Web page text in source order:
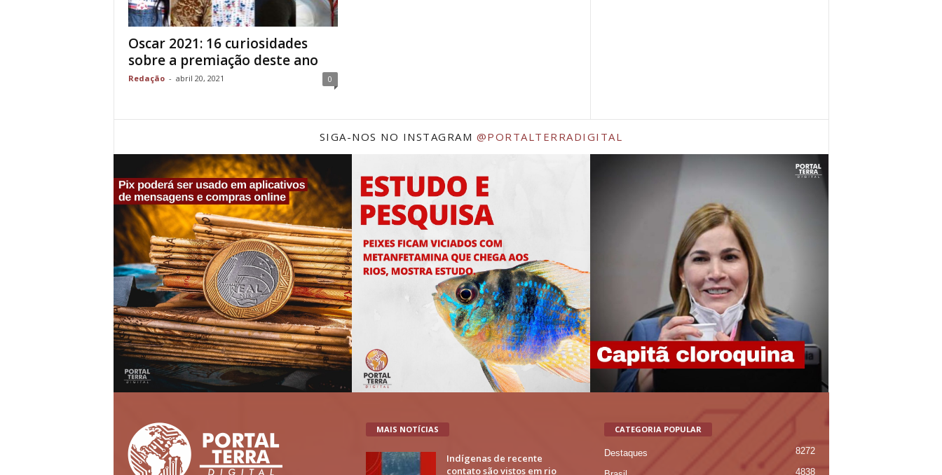
Oscar 2021: 16 curiosidades
sobre a premiação deste ano
Redação - abril 20, 2021 0
SIGA-NOS NO INSTAGRAM @PORTALTERRADIGITAL
MAIS NOTÍCIAS
Indígenas de recente
contato são vistos em rio
CATEGORIA POPULAR
Destaques 8272
4838